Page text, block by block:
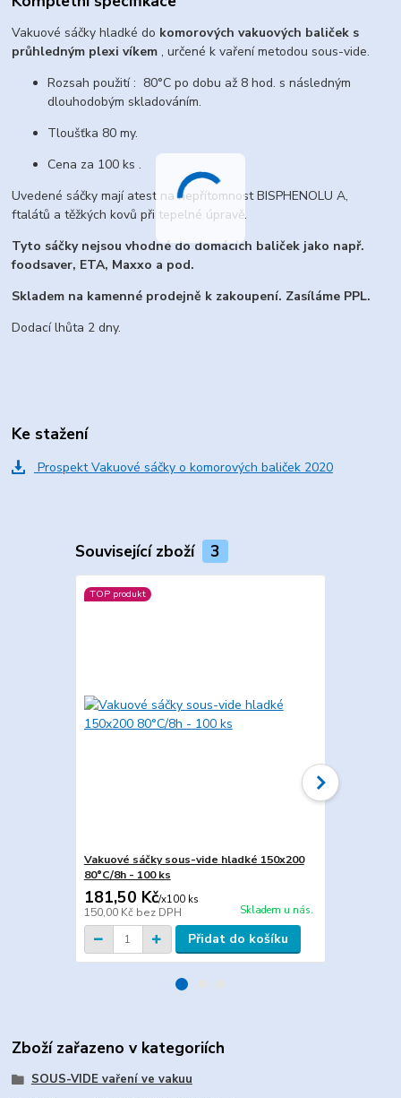
Vakuové sáčky hladké do komorových vakuových baliček s
průhledným plexi víkem , určené k vaření metodou sous-vide.
Rozsah použití : 80°C po dobu až 8 hod. s následným
dlouhodobým skladováním.
Tloušťka 80 my.
Cena za 100 ks .
Uvedené sáčky mají atest na nepřítomnost BISPHENOLU A,
ftalátů a těžkých kovů při tepelné úpravě.
Tyto sáčky nejsou vhodné do domácích baliček jako např.
foodsaver, ETA, Maxxo a pod.
Skladem na kamenné prodejně k zakoupení. Zasíláme PPL.
Dodací lhůta 2 dny.
Ke stažení
Prospekt Vakuové sáčky o komorových baliček 2020
Související zboží 3
TOP produkt
Vakuové sáčky sous-vide hladké 150x200
80°C/8h - 100 ks
181,50 Kč/x100 ks
150,00 Kč bez DPH Skladem u nás.
Přidat do košíku
Zboží zařazeno v kategoriích
SOUS-VIDE vaření ve vakuu